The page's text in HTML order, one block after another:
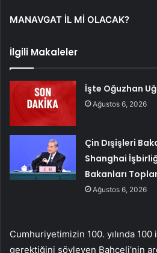
MANAVGAT İL Mİ OLACAK?
İlgili Makaleler
İşte Oğuzhan
Ağustos 6, 2026
Çin Dışişleri
Shanghai
Bakanları
Ağustos 6, 2026
Cumhuriyetimizin 100. yılında 100
gerektiğini söyleyen Bahçeli’nin